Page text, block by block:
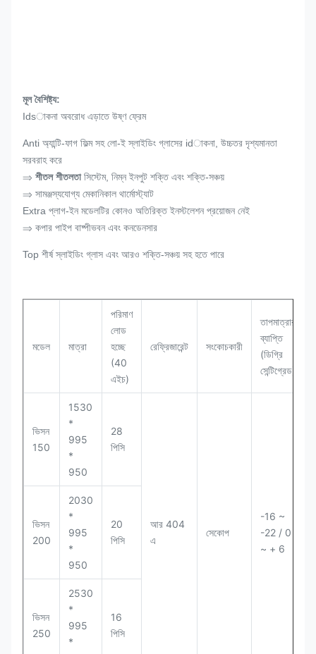
মূল বৈশিষ্ট্য:
Idsাকনা অবরোধ এড়াতে উষ্ণ ফ্রেম
Anti অ্যান্টি-ফাগ ফিল্ম সহ লো-ই স্লাইডিং গ্লাসের idাকনা, উচ্চতর দৃশ্যমানতা
সরবরাহ করে
⇒ শীতল শীতলতাসিস্টেম, নিম্ন ইনপুট শক্তি এবং শক্তি-সঞ্চয়
⇒ সামঞ্জস্যযোগ্য মেকানিকাল থার্মোস্ট্যাট
Extra প্লাগ-ইন মডেলটির কোনও অতিরিক্ত ইনস্টলেশন প্রয়োজন নেই
⇒ কপার পাইপ বাষ্পীভবন এবং কনডেনসার
Top শীর্ষ স্লাইডিং গ্লাস এবং আরও শক্তি-সঞ্চয় সহ হতে পারে
মডেল মাত্রা
পরিমাণ
লোড
হচ্ছে
(40
এইচ)
রেফ্রিজারেন্ট সংকোচকারী
তাপমাত্রার
ব্যাপ্তি
(ডিগ্রি
সেন্টিগ্রেড)
ভিসন
150
1530
*
995
*
950
28
পিসি
আর 404
এ
সেকোপ
-16 ~
-22 / 0
~ + 6
ভিসন
200
2030
*
995
*
950
20
পিসি
ভিসন
250
2530
*
995
*
16
পিসি